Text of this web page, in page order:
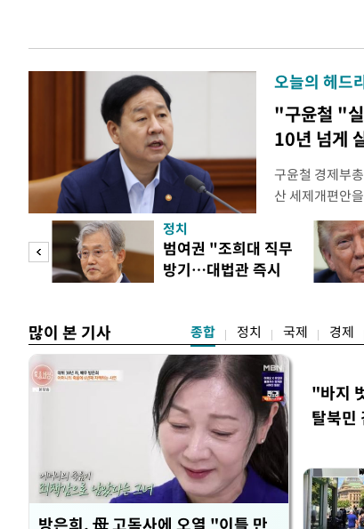
오늘의 헤드
"구윤철 "
10년 넘게
구윤철 경제부
산 세제개편안
지적에 대해 "
어들고 나중에
총리는 이날 오
터뷰에서 "이게
정치
범여권 "조희대 직무
방기…대법관 즉시
많이 본 기사 종합 정치 국제 경제
방은희, 母 고독사에 오열 "이틀 만
"바지
탈북민